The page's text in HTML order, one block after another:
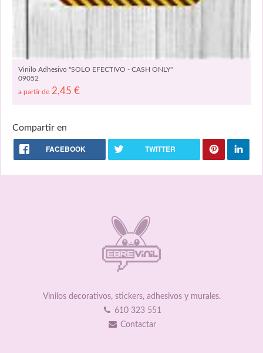
Vinilo Adhesivo "SOLO EFECTIVO - CASH ONLY"
09052
a partir de 2,45 €
Compartir en
FACEBOOK TWITTER
Vinilos decorativos, stickers, adhesivos y murales.
610 323 551
Contactar